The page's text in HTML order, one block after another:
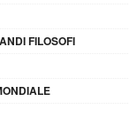
FILOSOFI